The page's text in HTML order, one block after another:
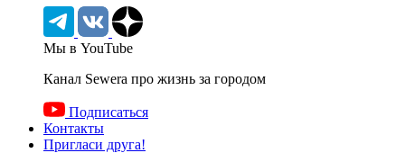
Мы в YouTube
Канал Sewera про жизнь за городом
Подписаться
Контакты
Пригласи друга!